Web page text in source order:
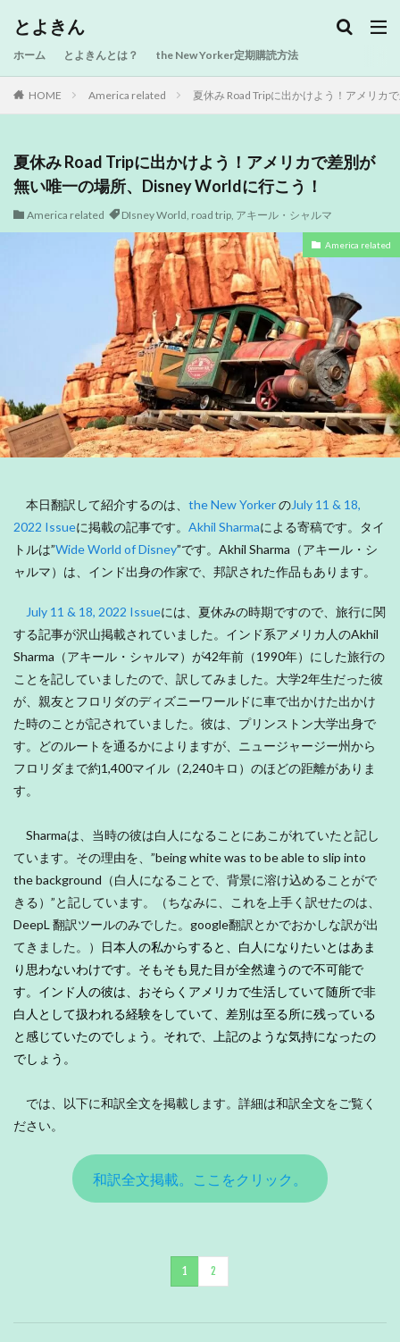
とよきん
ホーム とよきんとは？ the New Yorker定期購読方法
HOME America related 夏休み Road Tripに出かけよう！アメリカ
夏休み Road Tripに出かけよう！アメリカで差別が
無い唯一の場所、Disney Worldに行こう！
America related DIsney World, road trip, アキール・シャルマ
America related
本日翻訳して紹介するのは、 the New YorkerのJuly 11 & 18,
2022 Issueに掲載の記事です。 Akhil Sharmaによる寄稿です。タイ
トルは”Wide World of Disney”です。Akhil Sharma（アキール・シ
ャルマ）は、インド出身の作家で、邦訳された作品もあります。
July 11 & 18, 2022 Issueには、夏休みの時期ですので、旅行に関
する記事が沢山掲載されていました。インド系アメリカ人のAkhil
Sharma（アキール・シャルマ）が42年前（1990年）にした旅行の
ことを記していましたので、訳してみました。大学2年生だった彼
が、親友とフロリダのディズニーワールドに車で出かけた出かけ
た時のことが記されていました。彼は、プリンストン大学出身で
す。どのルートを通るかによりますが、ニュージャージー州から
フロリダまで約1,400マイル（2,240キロ）のほどの距離がありま
す。
Sharmaは、当時の彼は白人になることにあこがれていたと記し
ています。その理由を、”being white was to be able to slip into
the background（白人になることで、背景に溶け込めることがで
きる）”と記しています。（ちなみに、これを上手く訳せたのは、
DeepL 翻訳ツールのみでした。google翻訳とかでおかしな訳が出
てきました。）
日本人の私からすると、白人になりたいとはあま
り思わないわけです。そもそも見た目が全然違うので不可能で
す。インド人の彼は、おそらくアメリカで生活していて随所で非
白人として扱われる経験をしていて、差別は至る所に残っている
と感じていたのでしょう。それで、上記のような気持になったの
でしょう。
では、以下に和訳全文を掲載します。詳細は和訳全文をご覧く
ださい。
和訳全文掲載。ここをクリック。
1 2